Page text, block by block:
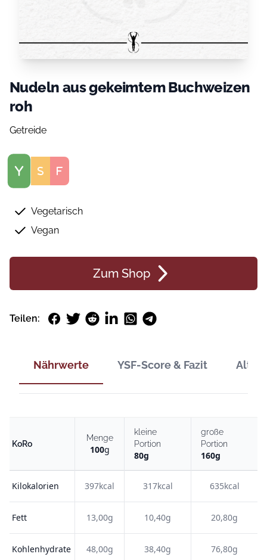
Nudeln aus gekeimtem Buchweizen
roh
Getreide
Score
Vegetarisch
Vegan
Zum Shop
Teilen: Facebook
TwitterRedditLinkedInWhatsApp
Telegram
Nährwerte YSF-Score & Fazit
KoRo
Menge
100g
kleine
Portion
80g
große
Portion
160g
Kilokalorien 397kcal 317kcal 635kcal
Fett 13,00g 10,40g 20,80g
Kohlenhydrate 48,00g 38,40g 76,80g